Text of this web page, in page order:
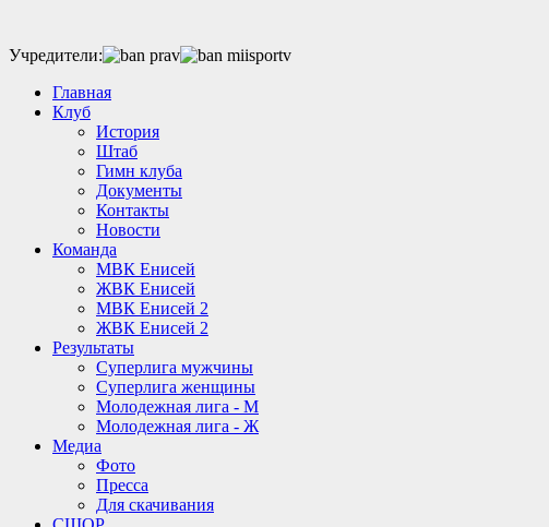
Учредители:
Главная
Клуб
История
Штаб
Гимн клуба
Документы
Контакты
Новости
Команда
МВК Енисей
ЖВК Енисей
МВК Енисей 2
ЖВК Енисей 2
Результаты
Суперлига мужчины
Суперлига женщины
Молодежная лига - М
Молодежная лига - Ж
Медиа
Фото
Пресса
Для скачивания